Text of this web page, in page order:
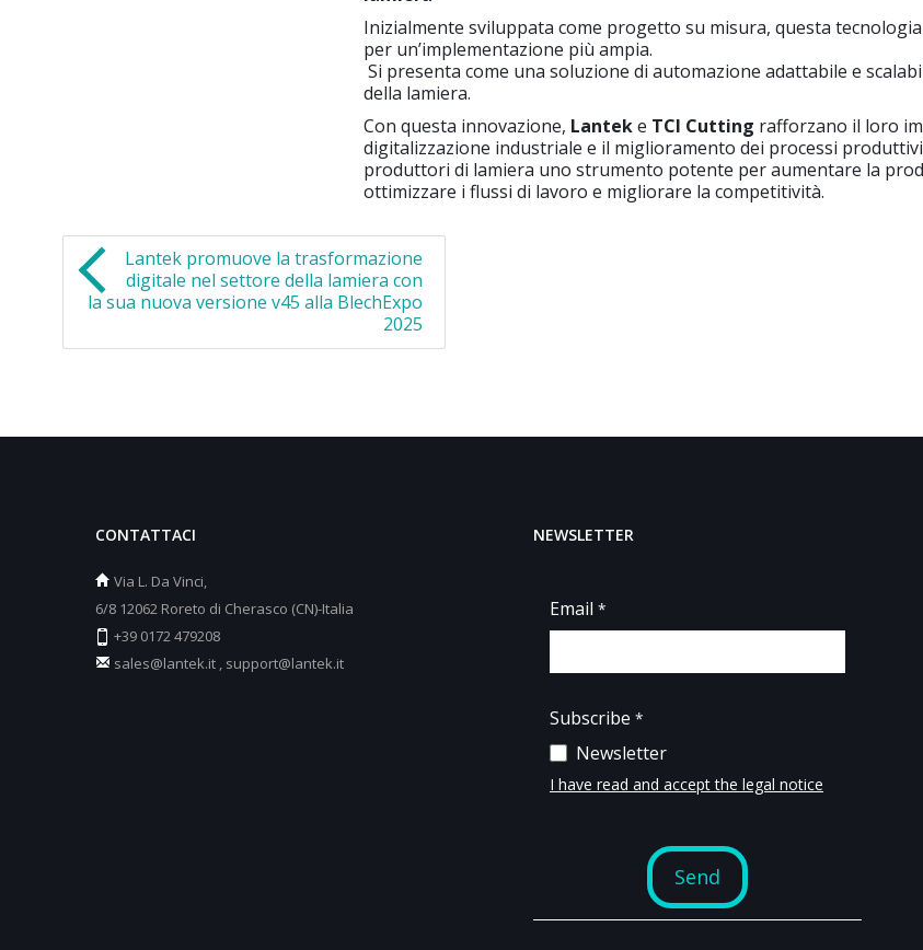
Inizialmente sviluppata come progetto su misura, questa
per un’implementazione più ampia.
Si presenta come una soluzione di automazione adattabile e
della lamiera.
Con questa innovazione, Lanteke TCI Cutting rafforzano il loro
digitalizzazione industriale e il miglioramento dei processi
produttori di lamiera uno strumento potente per aumentare la
ottimizzare i flussi di lavoro e migliorare la competitività.
Lantek promuove la trasformazione
digitale nel settore della lamiera con
la sua nuova versione v45 alla BlechExpo
2025
CONTATTACI
Via L. Da Vinci,
6/8 12062 Roreto di Cherasco (CN)-Italia
+39 0172 479208
sales@lantek.it , support@lantek.it
NEWSLETTER